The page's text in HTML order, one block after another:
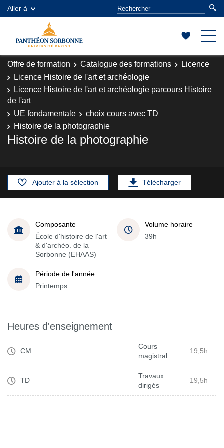
Aller à
Offre de formation Catalogue des formations
Licence
Licence Histoire de l'art et archéologie
Licence Histoire de l'art et archéologie parcours Histoire
de l'art
UE fondamentale
choix cours avec TD
Histoire de la photographie
Histoire de la photographie
Ajouter à la sélection Télécharger
Composante
École d'histoire de l'art
& d'archéo. de la
Sorbonne (EHAAS)
Volume horaire
39h
Période de l'année
Printemps
Heures d'enseignement
CM
Cours
magistral
19,5h
TD
Travaux
dirigés
19,5h